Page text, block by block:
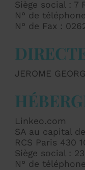
Siège social : 7
N° de
N° de Fax :
JEROME
Linkeo.com
SA au capital
RCS Paris 430
Siège social :
N° de